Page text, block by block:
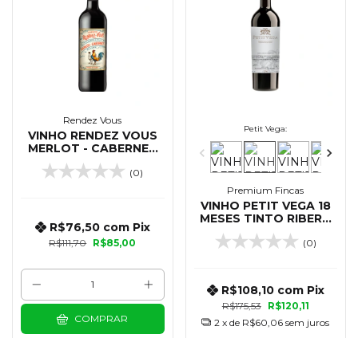
Rendez Vous
VINHO RENDEZ VOUS
MERLOT - CABERNET
SAUVIGNON 750 ML
(0)
R$111,70 R$85,00
R$76,50 com Pix
COMPRAR
Petit Vega:
Premium Fincas
VINHO PETIT VEGA 18
MESES TINTO RIBERA
DEL DUERO 750 ML
(0)
R$175,53 R$120,11
R$108,10 com Pix
2 x de R$60,06 sem juros